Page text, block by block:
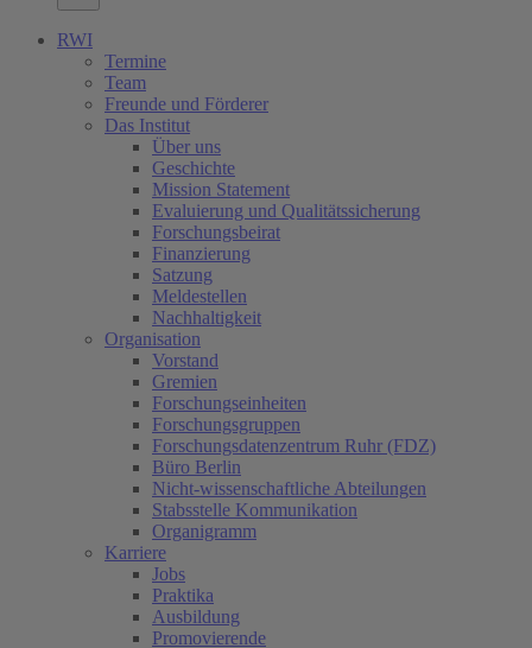
RWI
Termine
Team
Freunde und Förderer
Das Institut
Über uns
Geschichte
Mission Statement
Evaluierung und Qualitätssicherung
Forschungsbeirat
Finanzierung
Satzung
Meldestellen
Nachhaltigkeit
Organisation
Vorstand
Gremien
Forschungseinheiten
Forschungsgruppen
Forschungsdatenzentrum Ruhr (FDZ)
Büro Berlin
Nicht-wissenschaftliche Abteilungen
Stabsstelle Kommunikation
Organigramm
Karriere
Jobs
Praktika
Ausbildung
Promovierende